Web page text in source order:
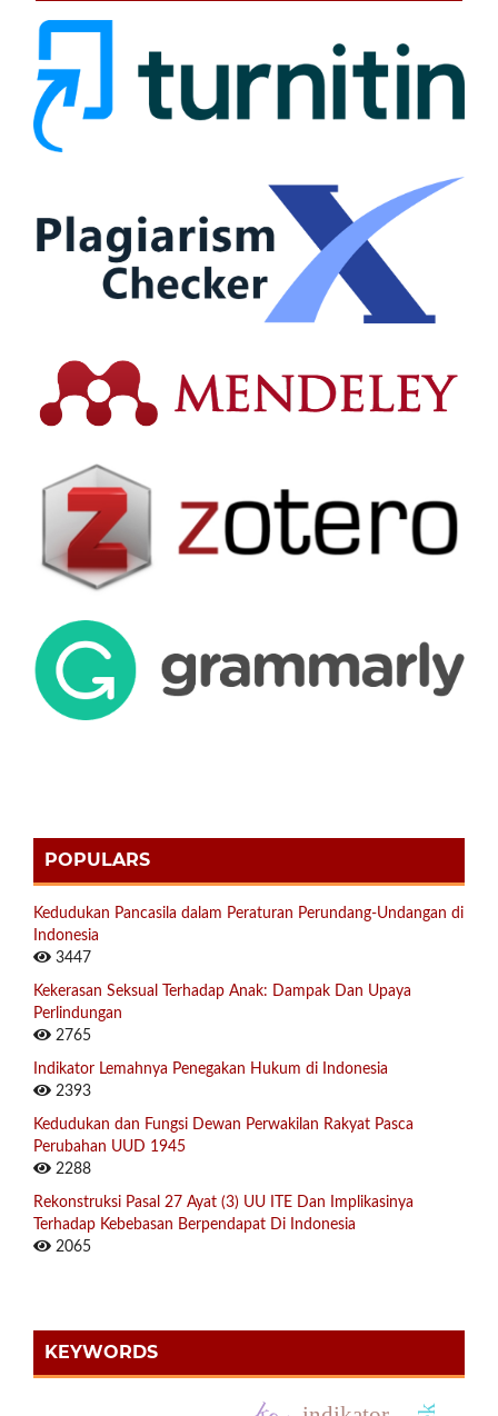
POPULARS
Kedudukan Pancasila dalam Peraturan Perundang-Undangan di
Indonesia
3447
Kekerasan Seksual Terhadap Anak: Dampak Dan Upaya
Perlindungan
2765
Indikator Lemahnya Penegakan Hukum di Indonesia
2393
Kedudukan dan Fungsi Dewan Perwakilan Rakyat Pasca
Perubahan UUD 1945
2288
Rekonstruksi Pasal 27 Ayat (3) UU ITE Dan Implikasinya
Terhadap Kebebasan Berpendapat Di Indonesia
2065
KEYWORDS